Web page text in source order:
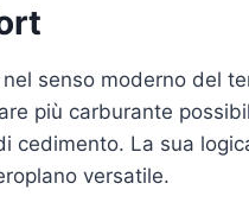
senso moderno del
più carburante
cedimento. La sua
versatile.